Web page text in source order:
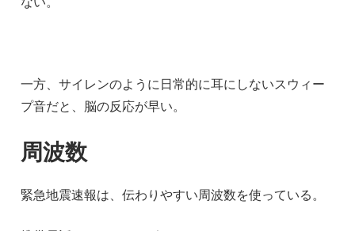
一方、サイレンのように日常的に耳にしないスウィー
プ音だと、脳の反応が早い。
周波数
緊急地震速報は、伝わりやすい周波数を使っている。